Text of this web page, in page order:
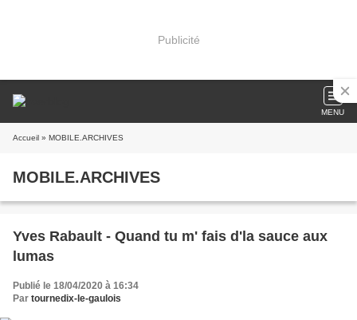
Publicité
MENU
Accueil » MOBILE.ARCHIVES
MOBILE.ARCHIVES
Yves Rabault - Quand tu m' fais d'la sauce aux
lumas
Publié le 18/04/2020 à 16:34
Par tournedix-le-gaulois